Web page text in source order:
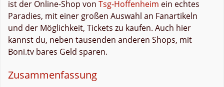
ist der Online-Shop von Tsg-Hoffenheim ein echtes
Paradies, mit einer großen Auswahl an Fanartikeln
und der Möglichkeit, Tickets zu kaufen. Auch hier
kannst du, neben tausenden anderen Shops, mit
Boni.tv bares Geld sparen.
Zusammenfassung